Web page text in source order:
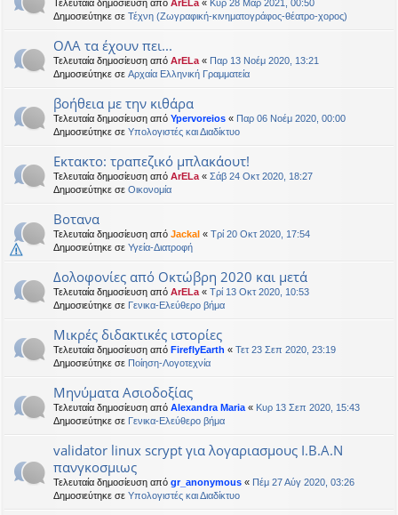
Τελευταία δημοσίευση από ArELa « Κυρ 28 Μαρ 2021, 00:50
Δημοσιεύτηκε σε Τέχνη (Ζωγραφική-κινηματογράφος-θέατρο-χορος)
ΟΛΑ τα έχουν πει...
Τελευταία δημοσίευση από ArELa « Παρ 13 Νοέμ 2020, 13:21
Δημοσιεύτηκε σε Αρχαία Ελληνική Γραμματεία
βοήθεια με την κιθάρα
Τελευταία δημοσίευση από Ypervoreios « Παρ 06 Νοέμ 2020, 00:00
Δημοσιεύτηκε σε Υπολογιστές και Διαδίκτυο
Εκτακτο: τραπεζικό μπλακάουτ!
Τελευταία δημοσίευση από ArELa « Σάβ 24 Οκτ 2020, 18:27
Δημοσιεύτηκε σε Oικονομία
Βοτανα
Τελευταία δημοσίευση από Jackal « Τρί 20 Οκτ 2020, 17:54
Δημοσιεύτηκε σε Υγεία-Διατροφή
Δολοφονίες από Οκτώβρη 2020 και μετά
Τελευταία δημοσίευση από ArELa « Τρί 13 Οκτ 2020, 10:53
Δημοσιεύτηκε σε Γενικα-Ελεύθερο βήμα
Μικρές διδακτικές ιστορίες
Τελευταία δημοσίευση από FireflyEarth « Τετ 23 Σεπ 2020, 23:19
Δημοσιεύτηκε σε Ποίηση-Λογοτεχνία
Μηνύματα Ασιοδοξίας
Τελευταία δημοσίευση από Alexandra Maria « Κυρ 13 Σεπ 2020, 15:43
Δημοσιεύτηκε σε Γενικα-Ελεύθερο βήμα
validator linux scrypt για λογαριασμους Ι.Β.Α.Ν
πανγκοσμιως
Τελευταία δημοσίευση από gr_anonymous « Πέμ 27 Αύγ 2020, 03:26
Δημοσιεύτηκε σε Υπολογιστές και Διαδίκτυο